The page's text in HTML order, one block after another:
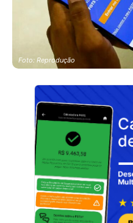
Foto: Reprodução